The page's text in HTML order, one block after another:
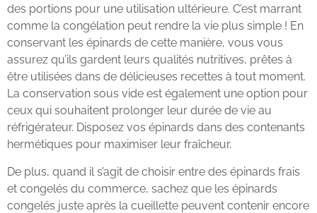
des portions pour une utilisation ultérieure. C’est marrant
comme la congélation peut rendre la vie plus simple ! En
conservant les épinards de cette manière, vous vous
assurez qu’ils gardent leurs qualités nutritives, prêtes à
être utilisées dans de délicieuses recettes à tout moment.
La conservation sous vide est également une option pour
ceux qui souhaitent prolonger leur durée de vie au
réfrigérateur. Disposez vos épinards dans des contenants
hermétiques pour maximiser leur fraîcheur.
De plus, quand il s’agit de choisir entre des épinards frais
et congelés du commerce, sachez que les épinards
congelés juste après la cueillette peuvent contenir encore